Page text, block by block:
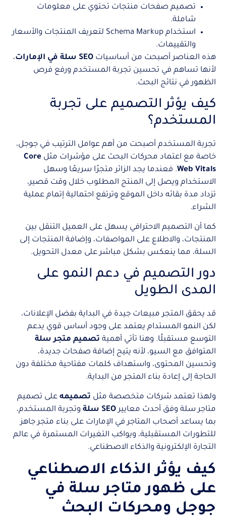
تصميم صفحات منتجات تحتوي على معلومات
شاملة.
استخدام Schema Markup لتعريف المنتجات والأسعار
والتقييمات.
هذه العناصر أصبحت من أساسيات SEO سلة في الإمارات
،
لأنها تساهم في تحسين تجربة المستخدم ورفع فرص
الظهور في نتائج البحث.
كيف يؤثر التصميم على تجربة
المستخدم؟
تجربة المستخدم أصبحت من أهم عوامل الترتيب في جوجل،
خاصة مع اعتماد محركات البحث على مؤشرات مثل Core
Web Vitals. فعندما يجد الزائر متجرًا سريعًا وسهل
الاستخدام ويصل إلى المنتج المطلوب خلال وقت قصير،
تزداد مدة بقائه داخل الموقع وترتفع احتمالية إتمام عملية
الشراء.
كما أن التصميم الاحترافي يسهل على العميل التنقل بين
المنتجات، والاطلاع على المواصفات، وإضافة المنتجات إلى
السلة، مما ينعكس بشكل مباشر على معدل التحويل.
دور التصميم في دعم النمو على
المدى الطويل
قد يحقق المتجر مبيعات جيدة في البداية بفضل الإعلانات،
لكن النمو المستدام يعتمد على وجود أساس قوي يدعم
التوسع مستقبلًا. وهنا تأتي أهمية تصميم متجر سلة
المتوافق مع السيو، لأنه يتيح إضافة صفحات جديدة،
وتحسين المحتوى، واستهداف كلمات مفتاحية مختلفة دون
الحاجة إلى إعادة بناء المتجر من البداية.
ولهذا تعتمد شركات متخصصة مثل تصميمه على تصميم
متاجر سلة وفق أحدث معايير SEO سلة
وتجربة المستخدم،
بما يساعد أصحاب المتاجر في الإمارات على بناء متجر جاهز
للتطورات المستقبلية، ويواكب التغيرات المستمرة في عالم
التجارة الإلكترونية والذكاء الاصطناعي.
كيف يؤثر الذكاء الاصطناعي
على ظهور متاجر سلة في
جوجل ومحركات البحث